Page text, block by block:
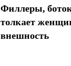
Филлеры,
толкает
внешность